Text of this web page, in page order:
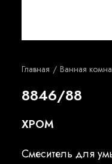
Главная Ванная
8846/88
ХРОМ
Смеситель для